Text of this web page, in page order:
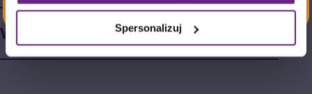
Spersonalizuj
Wartości odżywcze